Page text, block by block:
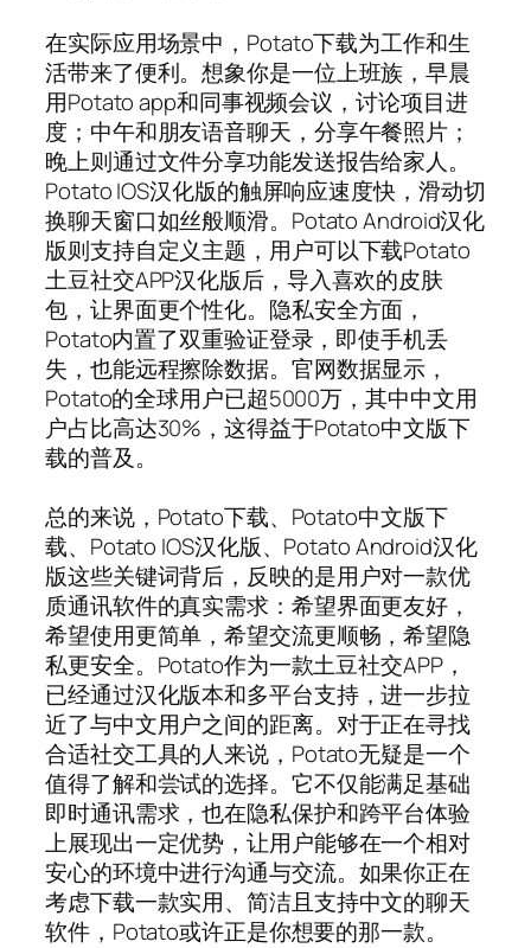
在实际应用场景中，Potato下载为工作和生
活带来了便利。想象你是一位上班族，早晨
用Potato app和同事视频会议，讨论项目进
度；中午和朋友语音聊天，分享午餐照片；
晚上则通过文件分享功能发送报告给家人。
Potato IOS汉化版的触屏响应速度快，滑动切
换聊天窗口如丝般顺滑。Potato Android汉化
版则支持自定义主题，用户可以下载Potato
土豆社交APP汉化版后，导入喜欢的皮肤
包，让界面更个性化。隐私安全方面，
Potato内置了双重验证登录，即使手机丢
失，也能远程擦除数据。官网数据显示，
Potato的全球用户已超5000万，其中中文用
户占比高达30%，这得益于Potato中文版下
载的普及。
总的来说，Potato下载、Potato中文版下
载、Potato IOS汉化版、Potato Android汉化
版这些关键词背后，反映的是用户对一款优
质通讯软件的真实需求：希望界面更友好，
希望使用更简单，希望交流更顺畅，希望隐
私更安全。Potato作为一款土豆社交APP，
已经通过汉化版本和多平台支持，进一步拉
近了与中文用户之间的距离。对于正在寻找
合适社交工具的人来说，Potato无疑是一个
值得了解和尝试的选择。它不仅能满足基础
即时通讯需求，也在隐私保护和跨平台体验
上展现出一定优势，让用户能够在一个相对
安心的环境中进行沟通与交流。如果你正在
考虑下载一款实用、简洁且支持中文的聊天
软件，Potato或许正是你想要的那一款。